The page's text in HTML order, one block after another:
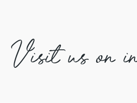
Visit us on